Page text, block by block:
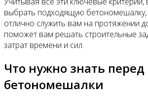
выбрать подходящую бетономешалку,
отлично служить вам на протяжении
поможет вам решать строительные
затрат времени и сил.
Что нужно знать перед
бетономешалки